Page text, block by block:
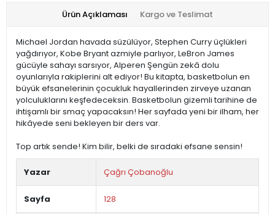
Ürün Açıklaması Kargo ve Teslimat
Michael Jordan havada süzülüyor, Stephen Curry üçlükleri
yağdırıyor, Kobe Bryant azmiyle parlıyor, LeBron James
gücüyle sahayı sarsıyor, Alperen Şengün zekâ dolu
oyunlarıyla rakiplerini alt ediyor! Bu kitapta, basketbolun en
büyük efsanelerinin çocukluk hayallerinden zirveye uzanan
yolculuklarını keşfedeceksin. Basketbolun gizemli tarihine de
ihtişamlı bir smaç yapacaksın! Her sayfada yeni bir ilham, her
hikâyede seni bekleyen bir ders var.
Top artık sende! Kim bilir, belki de sıradaki efsane sensin!
Yazar Çağrı Çobanoğlu
Sayfa 128